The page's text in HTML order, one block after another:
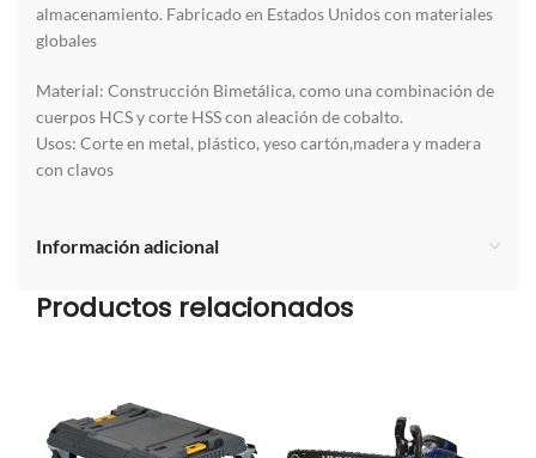
almacenamiento. Fabricado en Estados Unidos con materiales
globales
Material: Construcción Bimetálica, como una combinación de
cuerpos HCS y corte HSS con aleación de cobalto.
Usos: Corte en metal, plástico, yeso cartón,madera y madera
con clavos
Información adicional
Productos relacionados